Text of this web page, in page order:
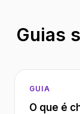
Guias
GUIA
O que é